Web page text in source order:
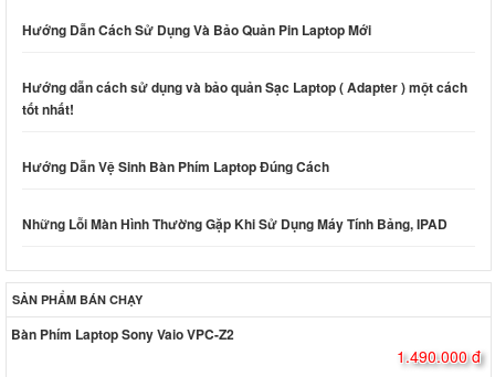
Hướng Dẫn Cách Sử Dụng Và Bảo Quản Pin Laptop Mới
Hướng dẫn cách sử dụng và bảo quản Sạc Laptop ( Adapter ) một cách
tốt nhất!
Hướng Dẫn Vệ Sinh Bàn Phím Laptop Đúng Cách
Những Lỗi Màn Hình Thường Gặp Khi Sử Dụng Máy Tính Bảng, IPAD
SẢN PHẨM BÁN CHẠY
Bàn Phím Laptop Sony Vaio VPC-Z2
1.490.000 đ